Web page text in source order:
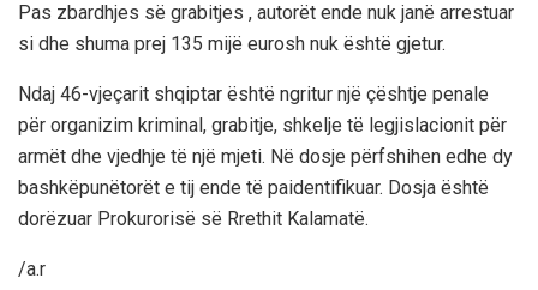
Pas zbardhjes së grabitjes , autorët ende nuk janë arrestuar
si dhe shuma prej 135 mijë eurosh nuk është gjetur.
Ndaj 46-vjeçarit shqiptar është ngritur një çështje penale
për organizim kriminal, grabitje, shkelje të legjislacionit për
armët dhe vjedhje të një mjeti. Në dosje përfshihen edhe dy
bashkëpunëtorët e tij ende të paidentifikuar. Dosja është
dorëzuar Prokurorisë së Rrethit Kalamatë.
/a.r